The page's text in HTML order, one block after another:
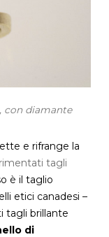
con diamante
e rifrange la
tagli
è il taglio
etici canadesi –
tagli brillante
di